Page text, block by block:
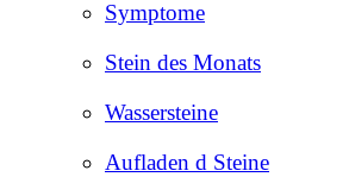
Symptome
Stein des Monats
Wassersteine
Aufladen d Steine